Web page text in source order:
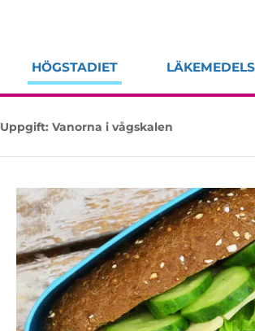
HÖGSTADIET
Uppgift: Vanorna i vågskalen